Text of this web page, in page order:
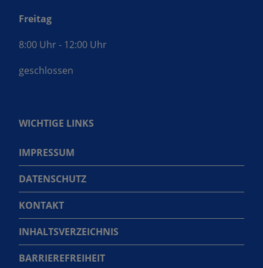
Freitag
8:00 Uhr - 12:00 Uhr
geschlossen
WICHTIGE LINKS
IMPRESSUM
DATENSCHUTZ
KONTAKT
INHALTSVERZEICHNIS
BARRIEREFREIHEIT